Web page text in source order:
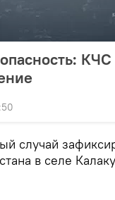
случай
в селе